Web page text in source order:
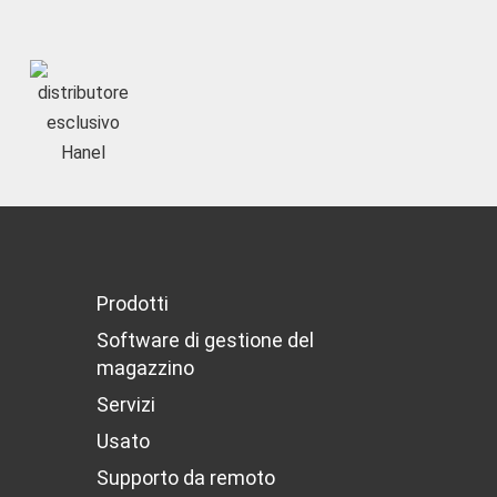
Prodotti
Software di gestione del
magazzino
Servizi
Usato
Supporto da remoto